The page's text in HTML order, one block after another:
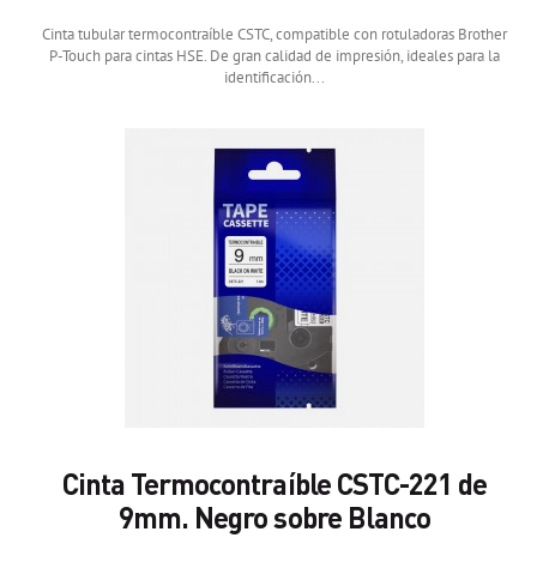
Cinta tubular termocontraíble CSTC, compatible con rotuladoras Brother
P-Touch para cintas HSE. De gran calidad de impresión, ideales para la
identificación...
Cinta Termocontraíble CSTC-221 de
9mm. Negro sobre Blanco